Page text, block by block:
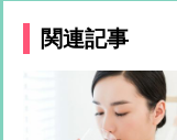
関連記事